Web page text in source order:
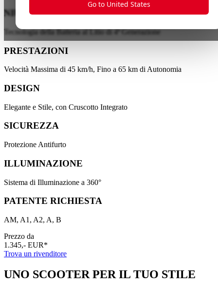
Go to United States
NIU ENERGY
Tecnologia della Batteria al Litio di 4ª Generazione
PRESTAZIONI
Velocità Massima di 45 km/h, Fino a 65 km di Autonomia
DESIGN
Elegante e Stile, con Cruscotto Integrato
SICUREZZA
Protezione Antifurto
ILLUMINAZIONE
Sistema di Illuminazione a 360°
PATENTE RICHIESTA
AM, A1, A2, A, B
Prezzo da
1.345,- EUR*
Trova un rivenditore
UNO SCOOTER PER IL TUO STILE